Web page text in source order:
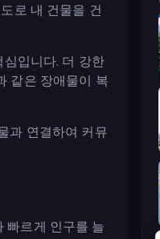
로 내 건물을 건
입니다. 더 강한
같은 장애물이 복
과 연결하여 커뮤
빠르게 인구를 늘